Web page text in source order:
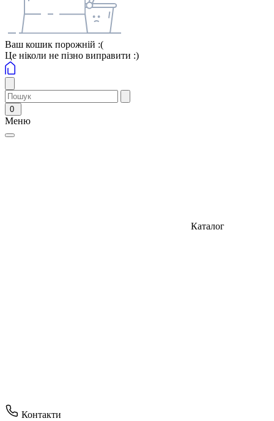
Ваш кошик порожній :(
Це ніколи не пізно виправити :)
0
Меню
Каталог
Контакти